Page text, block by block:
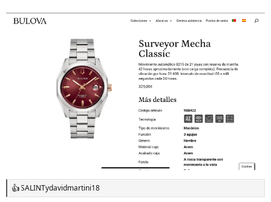
R
SALINTydavidmartini18